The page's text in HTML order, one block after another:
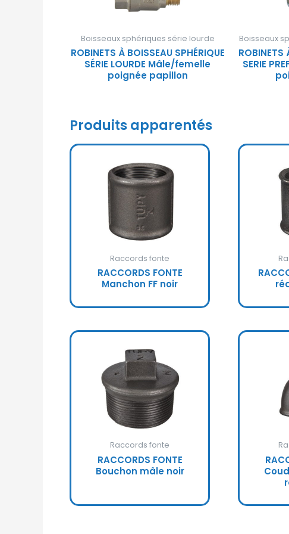
Boisseaux sphériques série lourde
ROBINETS À BOISSEAU SPHÉRIQUE
SÉRIE LOURDE Mâle/femelle
poignée papillon
Boisseaux
ROBINETS
SERIE
Produits apparentés
Raccords fonte
RACCORDS FONTE
Manchon FF noir
Raccords fonte
RACCORDS FONTE
Bouchon mâle noir